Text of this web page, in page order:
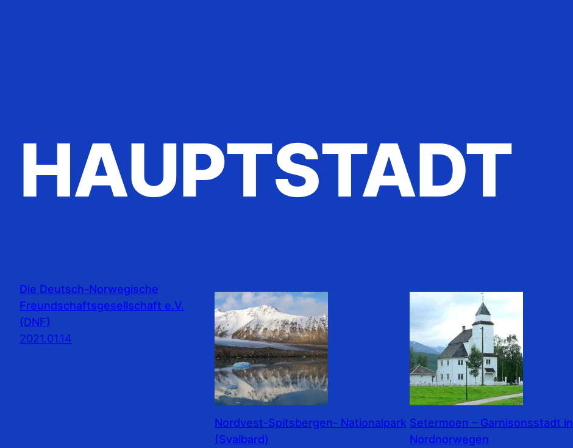
HAUPTSTADT
Die Deutsch-Norwegische
Freundschaftsgesellschaft e.V.
(DNF)
2021.01.14
Nordvest-Spitsbergen- Nationalpark
(Svalbard)
Setermoen – Garnisonsstadt in
Nordnorwegen